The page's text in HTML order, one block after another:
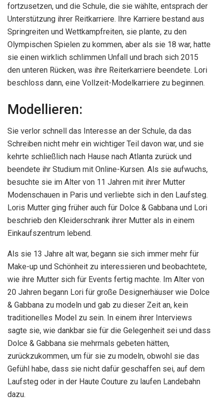
fortzusetzen, und die Schule, die sie wählte, entsprach der
Unterstützung ihrer Reitkarriere. Ihre Karriere bestand aus
Springreiten und Wettkampfreiten, sie plante, zu den
Olympischen Spielen zu kommen, aber als sie 18 war, hatte
sie einen wirklich schlimmen Unfall und brach sich 2015
den unteren Rücken, was ihre Reiterkarriere beendete. Lori
beschloss dann, eine Vollzeit-Modelkarriere zu beginnen.
Modellieren:
Sie verlor schnell das Interesse an der Schule, da das
Schreiben nicht mehr ein wichtiger Teil davon war, und sie
kehrte schließlich nach Hause nach Atlanta zurück und
beendete ihr Studium mit Online-Kursen. Als sie aufwuchs,
besuchte sie im Alter von 11 Jahren mit ihrer Mutter
Modenschauen in Paris und verliebte sich in den Laufsteg.
Loris Mutter ging früher auch für Dolce & Gabbana und Lori
beschrieb den Kleiderschrank ihrer Mutter als in einem
Einkaufszentrum lebend.
Als sie 13 Jahre alt war, begann sie sich immer mehr für
Make-up und Schönheit zu interessieren und beobachtete,
wie ihre Mutter sich für Events fertig machte. Im Alter von
20 Jahren begann Lori für große Designerhäuser wie Dolce
& Gabbana zu modeln und gab zu dieser Zeit an, kein
traditionelles Model zu sein. In einem ihrer Interviews
sagte sie, wie dankbar sie für die Gelegenheit sei und dass
Dolce & Gabbana sie mehrmals gebeten hätten,
zurückzukommen, um für sie zu modeln, obwohl sie das
Gefühl habe, dass sie nicht dafür geschaffen sei, auf dem
Laufsteg oder in der Haute Couture zu laufen Landebahn
dazu.